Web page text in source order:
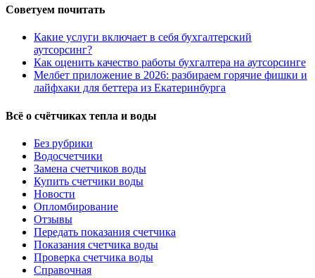
Советуем почитать
Какие услуги включает в себя бухгалтерский
аутсорсинг?
Как оценить качество работы бухгалтера на аутсорсинге
Мелбет приложение в 2026: разбираем горячие фишки и
лайфхаки для беттера из Екатеринбурга
Всё о счётчиках тепла и воды
Без рубрики
Водосчетчики
Замена счетчиков воды
Купить счетчики воды
Новости
Опломбирование
Отзывы
Передать показания счетчика
Показания счетчика воды
Проверка счетчика воды
Справочная